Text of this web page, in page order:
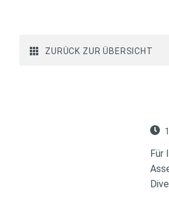
ZURÜCK ZUR ÜBERSICHT
Für